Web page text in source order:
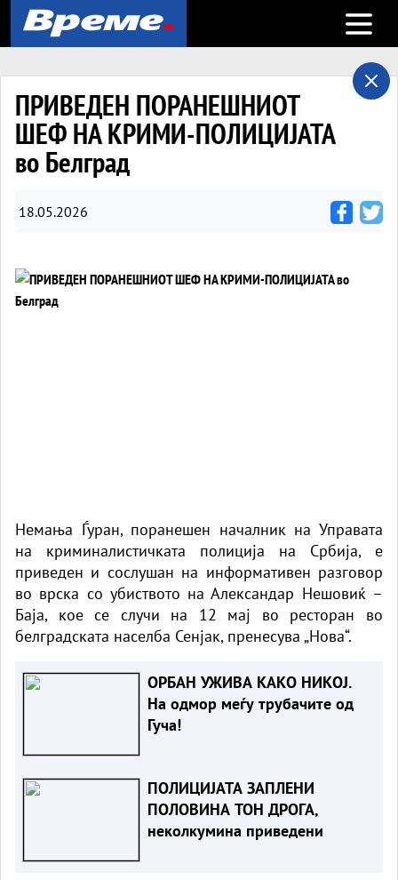
Open
ПРИВЕДЕН ПОРАНЕШНИОТ
ШЕФ НА КРИМИ-ПОЛИЦИЈАТА
во Белград
18.05.2026
Немања Ѓуран, поранешен началник на Управата
на криминалистичката полиција на Србија, е
приведен и сослушан на информативен разговор
во врска со убиството на Александар Нешовиќ –
Баја, кое се случи на 12 мај во ресторан во
белградската населба Сенјак, пренесува „Нова“.
ОРБАН УЖИВА КАКО НИКОЈ.
На одмор меѓу трубачите од
Гуча!
ПОЛИЦИЈАТА ЗАПЛЕНИ
ПОЛОВИНА ТОН ДРОГА,
неколкумина приведени